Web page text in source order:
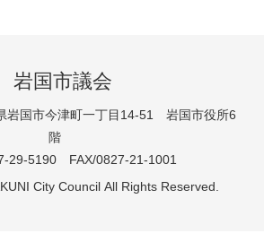
岩国市議会
国市今津町一丁目14-51 岩国市役所6
階
29-5190 FAX/0827-21-1001
City Council All Rights Reserved.